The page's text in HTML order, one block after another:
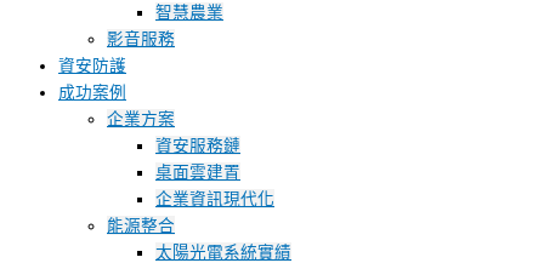
智慧農業
影音服務
資安防護
成功案例
企業方案
資安服務鏈
桌面雲建置
企業資訊現代化
能源整合
太陽光電系統實績